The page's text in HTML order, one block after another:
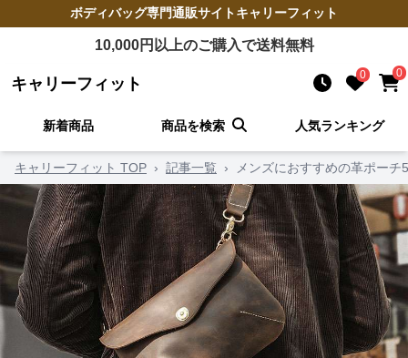
ボディバッグ専門通販サイトキャリーフィット
10,000円以上のご購入で送料無料
キャリーフィット 0 0
新着商品 商品を検索 人気ランキング
キャリーフィット TOP › 記事一覧 › メンズにおすすめの革ポーチ